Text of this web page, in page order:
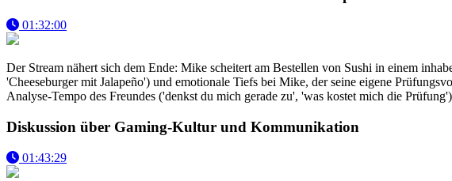
01:32:00
Der Stream nähert sich dem Ende: Mike scheitert am Bestellen von Sushi in einem
'Cheeseburger mit Jalapeño') und emotionale Tiefs bei Mike, der seine eigene
Analyse-Tempo des Freundes ('denkst du mich gerade zu', 'was kostet mich die
Diskussion über Gaming-Kultur und Kommunikation
01:43:29